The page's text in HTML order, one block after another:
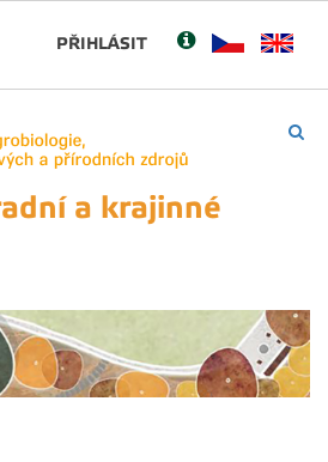
PŘIHLÁSIT
a krajinné